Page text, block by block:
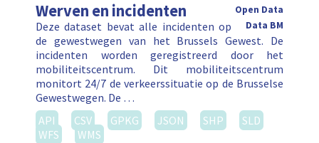
Werven en incidenten
Open Data
Data BM
Deze dataset bevat alle incidenten op
de gewestwegen van het Brussels Gewest. De
incidenten worden geregistreerd door het
mobiliteitscentrum. Dit mobiliteitscentrum
monitort 24/7 de verkeerssituatie op de Brusselse
Gewestwegen. De …
API
CSV GPKG JSON SHP
SLD
WFS
WMS